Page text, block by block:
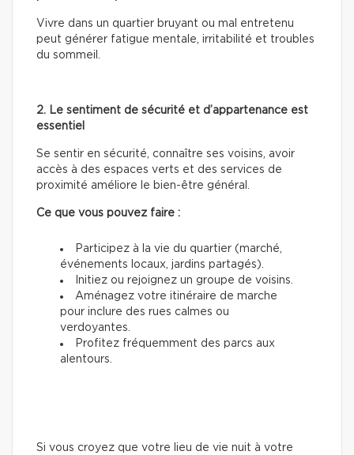
Vivre dans un quartier bruyant ou mal entretenu
peut générer fatigue mentale, irritabilité et troubles
du sommeil.
2. Le sentiment de sécurité et d’appartenance est
essentiel
Se sentir en sécurité, connaître ses voisins, avoir
accès à des espaces verts et des services de
proximité améliore le bien-être général.
Ce que vous pouvez faire :
Participez à la vie du quartier (marché,
événements locaux, jardins partagés).
Initiez ou rejoignez un groupe de voisins.
Aménagez votre itinéraire de marche
pour inclure des rues calmes ou
verdoyantes.
Profitez fréquemment des parcs aux
alentours.
Si vous croyez que votre lieu de vie nuit à votre